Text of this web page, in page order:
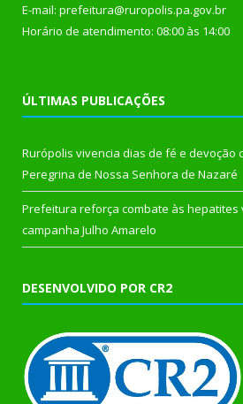
E-mail: prefeitura@ruropolis.pa.gov.br
Horário de atendimento: 08:00 às 14:00
ÚLTIMAS PUBLICAÇÕES
Rurópolis vivencia dias de fé e devoção
Peregrina de Nossa Senhora de Nazaré
Prefeitura reforça combate às hepatites
campanha Julho Amarelo
DESENVOLVIDO POR CR2